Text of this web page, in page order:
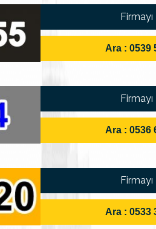
Ara : 0539
Ara : 0536
Ara : 0533